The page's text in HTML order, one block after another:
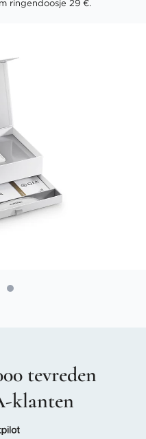
ringendoosje 29 €.
tevreden
klanten